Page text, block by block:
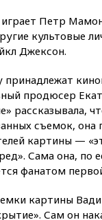
Петр
культовые
Джексон.
принадлежат
продюсер
рассказывала,
съемок, она
картины —
Сама она, по
фанатом
картины
Сам он